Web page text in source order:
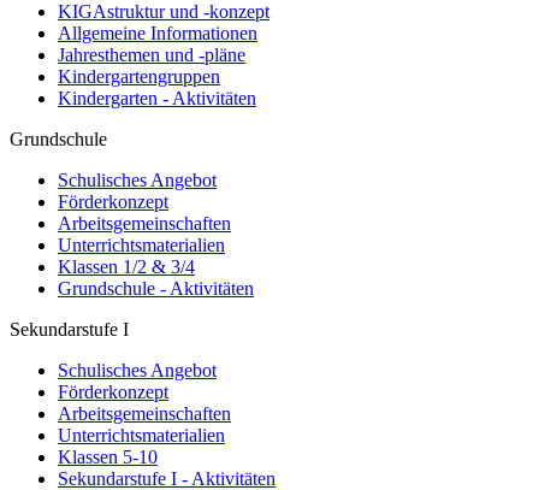
KIGAstruktur und -konzept
Allgemeine Informationen
Jahresthemen und -pläne
Kindergartengruppen
Kindergarten - Aktivitäten
Grundschule
Schulisches Angebot
Förderkonzept
Arbeitsgemeinschaften
Unterrichtsmaterialien
Klassen 1/2 & 3/4
Grundschule - Aktivitäten
Sekundarstufe I
Schulisches Angebot
Förderkonzept
Arbeitsgemeinschaften
Unterrichtsmaterialien
Klassen 5-10
Sekundarstufe I - Aktivitäten